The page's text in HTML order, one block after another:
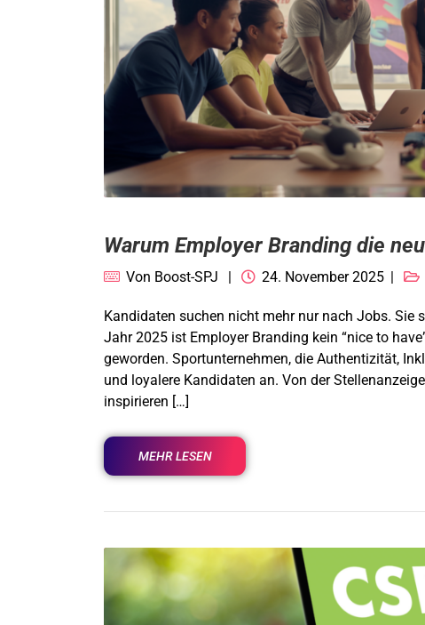
Warum Employer Branding die
Von Boost-SPJ 24. November 2025
Kandidaten suchen nicht mehr nur nach Jobs. Sie
Jahr 2025 ist Employer Branding kein “nice to
geworden. Sportunternehmen, die Authentizität,
und loyalere Kandidaten an. Von der
inspirieren […]
MEHR LESEN